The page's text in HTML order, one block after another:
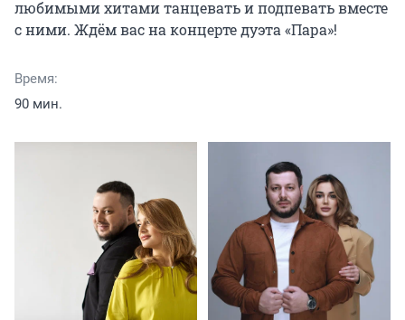
любимыми хитами танцевать и подпевать вместе
с ними. Ждём вас на концерте дуэта «Пара»!
Время:
90 мин.